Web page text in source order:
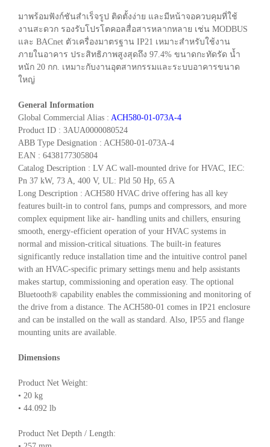
มาพร้อมฟังก์ชันสำเร็จรูป ติดตั้งง่าย และมีหน้าจอควบคุมที่ใช้
งานสะดวก รองรับโปรโตคอลสื่อสารหลากหลาย เช่น MODBUS
และ BACnet ตัวเครื่องมาตรฐาน IP21 เหมาะสำหรับใช้งาน
ภายในอาคาร ประสิทธิภาพสูงสุดถึง 97.4% ขนาดกะทัดรัด น้ำ
หนัก 20 กก. เหมาะกับงานอุตสาหกรรมและระบบอาคารขนาด
ใหญ่
General Information
Global Commercial Alias : ACH580-01-073A-4
Product ID : 3AUA0000080524
ABB Type Designation : ACH580-01-073A-4
EAN : 6438177305804
Catalog Description : LV AC wall-mounted drive for HVAC, IEC:
Pn 37 kW, 73 A, 400 V, UL: Pld 50 Hp, 65 A
Long Description : ACH580 HVAC drive offering has all key
features built-in to control fans, pumps and compressors, and more
complex equipment like air- handling units and chillers, ensuring
smooth, energy-efficient operation of your HVAC systems in
normal and mission-critical situations. The built-in features
significantly reduce installation time and the intuitive control panel
with an HVAC-specific primary settings menu and help assistants
makes startup, commissioning and operation easy. The optional
Bluetooth® capability enables the commissioning and monitoring of
the drive from a distance. The ACH580-01 comes in IP21 enclosure
and can be installed on the wall as standard. Also, IP55 and flange
mounting units are available.
Dimensions
Product Net Weight:
• 20 kg
• 44.092 lb
Product Net Depth / Length: